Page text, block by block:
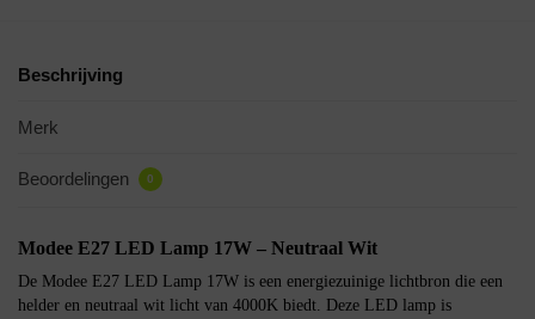
Beschrijving
Merk
Beoordelingen 0
Modee E27 LED Lamp 17W – Neutraal Wit
De Modee E27 LED Lamp 17W is een energiezuinige lichtbron die een
helder en neutraal wit licht van 4000K biedt. Deze LED lamp is